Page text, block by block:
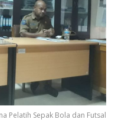
Pelatih Sepak Bola dan Futsal